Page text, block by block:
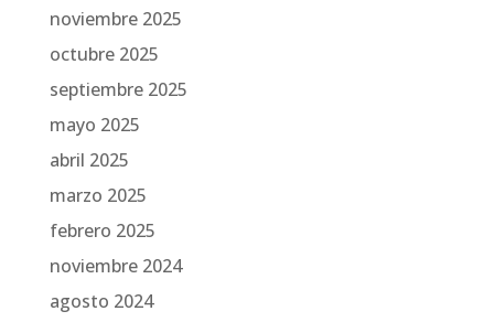
noviembre 2025
octubre 2025
septiembre 2025
mayo 2025
abril 2025
marzo 2025
febrero 2025
noviembre 2024
agosto 2024